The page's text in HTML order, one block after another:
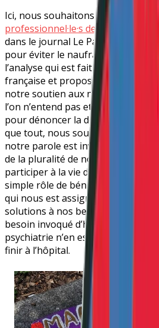
Ici, nous souhaitons réagir à
une
professionnel·le·s de la psychiatrie
dans le journal Le Parisien, et
pour éviter le naufrage ! ». Nous
l’analyse qui est faite de la
française et proposer une
notre soutien aux nombreux·ses
l’on n’entend pas et qui, dès
pour dénoncer la
que tout, nous souhaitons être
notre parole est invisibilisée
de la pluralité de nos vécus
participer à la vie démocratique.
simple rôle de bénéficiaires des
qui nous est assigné, pour
solutions à nos besoins en
besoin invoqué d’hospitaliser les
psychiatrie n’en est en réalité
finir à l’hôpital.